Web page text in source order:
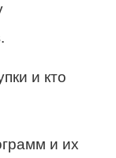
и кто
и их